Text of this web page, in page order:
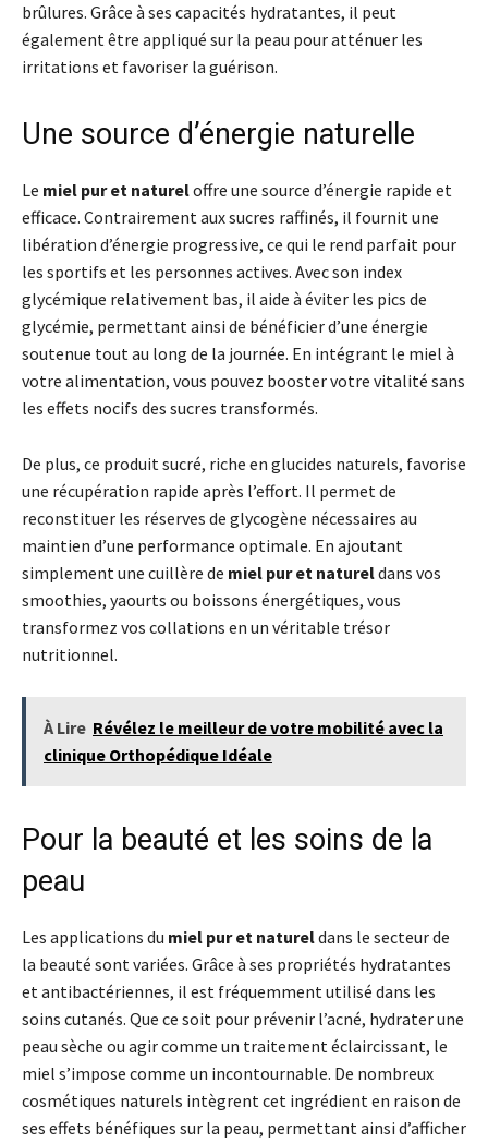
brûlures. Grâce à ses capacités hydratantes, il peut
également être appliqué sur la peau pour atténuer les
irritations et favoriser la guérison.
Une source d’énergie naturelle
Le miel pur et natureloffre une source d’énergie rapide et
efficace. Contrairement aux sucres raffinés, il fournit une
libération d’énergie progressive, ce qui le rend parfait pour
les sportifs et les personnes actives. Avec son index
glycémique relativement bas, il aide à éviter les pics de
glycémie, permettant ainsi de bénéficier d’une énergie
soutenue tout au long de la journée. En intégrant le miel à
votre alimentation, vous pouvez booster votre vitalité sans
les effets nocifs des sucres transformés.
De plus, ce produit sucré, riche en glucides naturels, favorise
une récupération rapide après l’effort. Il permet de
reconstituer les réserves de glycogène nécessaires au
maintien d’une performance optimale. En ajoutant
simplement une cuillère de miel pur et natureldans vos
smoothies, yaourts ou boissons énergétiques, vous
transformez vos collations en un véritable trésor
nutritionnel.
À Lire Révélez le meilleur de votre mobilité avec la
clinique Orthopédique Idéale
Pour la beauté et les soins de la
peau
Les applications du miel pur et natureldans le secteur de
la beauté sont variées. Grâce à ses propriétés hydratantes
et antibactériennes, il est fréquemment utilisé dans les
soins cutanés. Que ce soit pour prévenir l’acné, hydrater une
peau sèche ou agir comme un traitement éclaircissant, le
miel s’impose comme un incontournable. De nombreux
cosmétiques naturels intègrent cet ingrédient en raison de
ses effets bénéfiques sur la peau, permettant ainsi d’afficher